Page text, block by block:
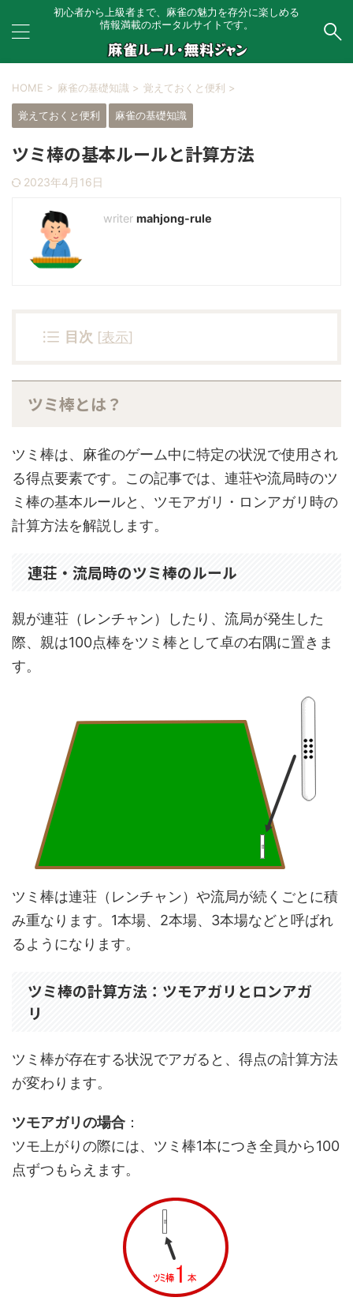
初心者から上級者まで、麻雀の魅力を存分に楽しめる
情報満載のポータルサイトです。
HOME > 麻雀の基礎知識 > 覚えておくと便利 >
覚えておくと便利 麻雀の基礎知識
ツミ棒の基本ルールと計算方法
2023年4月16日
mahjong-rule
目次 [表示]
ツミ棒とは？
ツミ棒は、麻雀のゲーム中に特定の状況で使用され
る得点要素です。この記事では、連荘や流局時のツ
ミ棒の基本ルールと、ツモアガリ・ロンアガリ時の
計算方法を解説します。
連荘・流局時のツミ棒のルール
親が連荘（レンチャン）したり、流局が発生した
際、親は100点棒をツミ棒として卓の右隅に置きま
す。
ツミ棒は連荘（レンチャン）や流局が続くごとに積
み重なります。1本場、2本場、3本場などと呼ばれ
るようになります。
ツミ棒の計算方法：ツモアガリとロンアガ
リ
ツミ棒が存在する状況でアガると、得点の計算方法
が変わります。
ツモアガリの場合 ：
ツモ上がりの際には、ツミ棒1本につき全員から100
点ずつもらえます。